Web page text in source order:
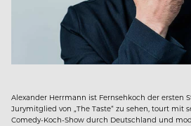
Alexander Herrmann ist Fernsehkoch der ersten
Jurymitglied von „The Taste“ zu sehen, tourt mit
Comedy-Koch-Show durch Deutschland und